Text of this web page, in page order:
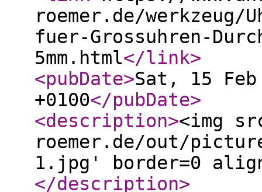
roemer.de/werkzeug/
fuer-Grossuhren-
5mm.html</link>
<pubDate>Sat, 15
+0100</pubDate>
<description><img
roemer.de/out/
1.jpg' border=0
</description>